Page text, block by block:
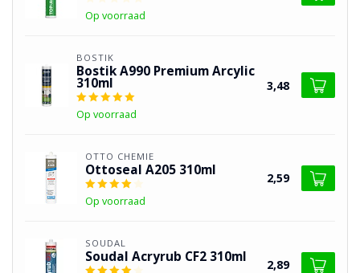
Op voorraad
BOSTIK
Bostik A990 Premium Arcylic
310ml
Op voorraad
3,48
OTTO CHEMIE
Ottoseal A205 310ml
Op voorraad
2,59
SOUDAL
Soudal Acryrub CF2 310ml 2,89